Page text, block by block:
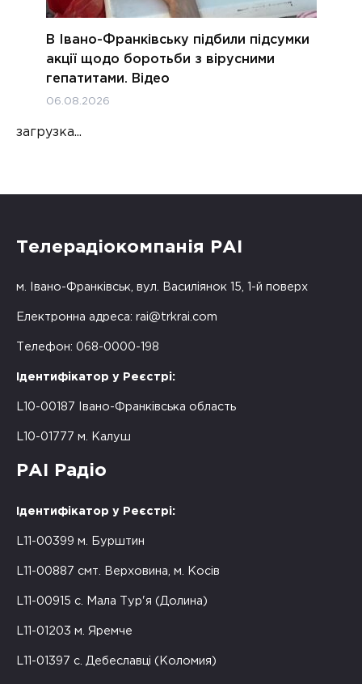
В Івано-Франківську підбили підсумки
акції щодо боротьби з вірусними
гепатитами. Відео
06.08.2026
загрузка...
Телерадіокомпанія РАІ
м. Івано-Франківськ, вул. Василіянок 15, 1-й поверх
Електронна адреса: rai@trkrai.com
Телефон: 068-0000-198
Ідентифікатор у Реєстрі:
L10-00187 Івано-Франківська область
L10-01777 м. Калуш
РАІ Радіо
Ідентифікатор у Реєстрі:
L11-00399 м. Бурштин
L11-00887 смт. Верховина, м. Косів
L11-00915 с. Мала Тур'я (Долина)
L11-01203 м. Яремче
L11-01397 с. Дебеславці (Коломия)